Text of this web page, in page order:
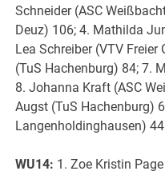
Schneider (ASC
Deuz) 106; 4. Mathilda
Lea Schreiber (VTV
(TuS Hachenburg) 84; 7.
8. Johanna Kraft (ASC
Augst (TuS Hachenburg)
Langenholdinghausen)
WU14: 1. Zoe Kristin